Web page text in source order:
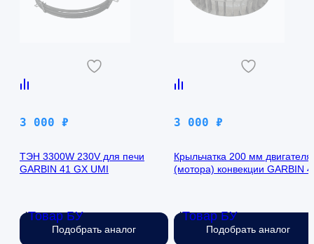
Товар БУ
3 000 ₽
ТЭН 3300W 230V для печи
GARBIN 41 GX UMI
Нет в наличии
Подобрать аналог
Товар БУ
3 000 ₽
Крыльчатка 200 мм двигателя
(мотора) конвекции GARBIN
Нет в наличии
Подобрать аналог